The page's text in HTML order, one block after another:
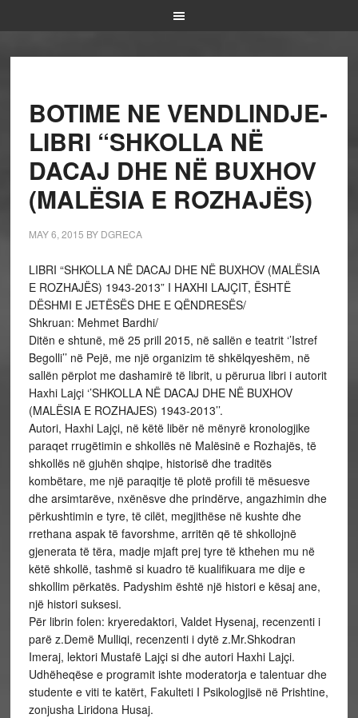
BOTIME NE VENDLINDJE-
LIBRI “SHKOLLA NË
DACAJ DHE NË BUXHOV
(MALËSIA E ROZHAJËS)
MAY 6, 2015 BY DGRECA
LIBRI “SHKOLLA NË DACAJ DHE NË BUXHOV (MALËSIA
E ROZHAJËS) 1943-2013” I HAXHI LAJÇIT, ËSHTË
DËSHMI E JETËSËS DHE E QËNDRESËS/
Shkruan: Mehmet Bardhi/
Ditën e shtunë, më 25 prill 2015, në sallën e teatrit ‘’Istref
Begolli’’ në Pejë, me një organizim të shkëlqyeshëm, në
sallën përplot me dashamirë të librit, u përurua libri i autorit
Haxhi Lajçi ‘’SHKOLLA NË DACAJ DHE NË BUXHOV
(MALËSIA E ROZHAJES) 1943-2013’’.
Autori, Haxhi Lajçi, në këtë libër në mënyrë kronologjike
paraqet rrugëtimin e shkollës në Malësinë e Rozhajës, të
shkollës në gjuhën shqipe, historisë dhe traditës
kombëtare, me një paraqitje të plotë profili të mësuesve
dhe arsimtarëve, nxënësve dhe prindërve, angazhimin dhe
përkushtimin e tyre, të cilët, megjithëse në kushte dhe
rrethana aspak të favorshme, arritën që të shkollojnë
gjenerata të tëra, madje mjaft prej tyre të kthehen mu në
këtë shkollë, tashmë si kuadro të kualifikuara me dije e
shkollim përkatës. Padyshim është një histori e kësaj ane,
një histori suksesi.
Për librin folen: kryeredaktori, Valdet Hysenaj, recenzenti i
parë z.Demë Mulliqi, recenzenti i dytë z.Mr.Shkodran
Imeraj, lektori Mustafë Lajçi si dhe autori Haxhi Lajçi.
Udhëheqëse e programit ishte moderatorja e talentuar dhe
studente e viti te katërt, Fakulteti I Psikologjisë në Prishtine,
zonjusha Liridona Husaj.